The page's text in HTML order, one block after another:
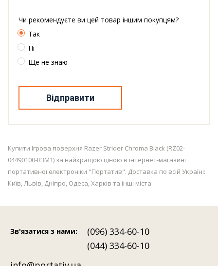
Чи рекомендуєте ви цей товар іншим покупцям?
Так
Ні
Ще не знаю
Відправити
Купити Ігрова поверхня Razer Strider Chroma Black (RZ02-
04490100-R3M1) за найкращою ціною в інтернет-магазині
портативної електроніки "Портатив". Доставка по всій Україні:
Київ, Львів, Дніпро, Одеса, Харків та інші міста.
Зв'язатися з нами:
(096) 334-60-10
(044) 334-60-10